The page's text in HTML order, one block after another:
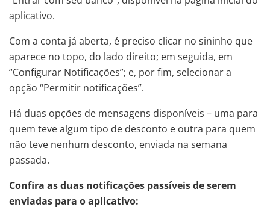
aplicativo.
Com a conta já aberta, é preciso clicar no sininho que
aparece no topo, do lado direito; em seguida, em
“Configurar Notificações”; e, por fim, selecionar a
opção “Permitir notificações”.
Há duas opções de mensagens disponíveis – uma para
quem teve algum tipo de desconto e outra para quem
não teve nenhum desconto, enviada na semana
passada.
Confira as duas notificações passíveis de serem
enviadas para o aplicativo: